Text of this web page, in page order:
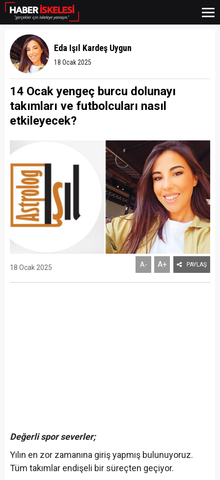
Eda Işıl Kardeş Uygun
18 Ocak 2025
14 Ocak yengeç burcu dolunayı
takımları ve futbolcuları nasıl
etkileyecek?
18 Ocak 2025 A- A+ PAYLAŞ
Değerli spor severler;
Yılın en zor zamanına giriş yapmış bulunuyoruz.
Tüm takımlar endişeli bir süreçten geçiyor.